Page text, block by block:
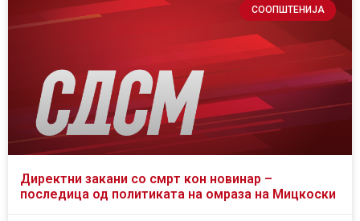
СООПШТЕНИЈА
Директни закани со смрт кон новинар –
последица од политиката на омраза на Мицкоски